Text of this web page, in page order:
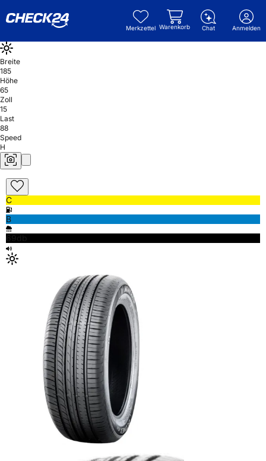
Merkzettel Warenkorb Chat Anmelden
Breite
185
Höhe
65
Zoll
15
Last
88
Speed
H
C
B
69db